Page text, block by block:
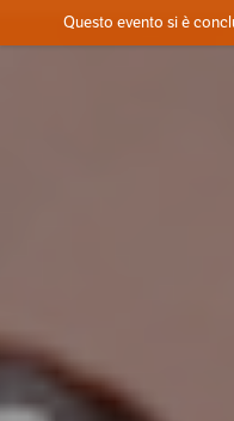
Questo evento si è